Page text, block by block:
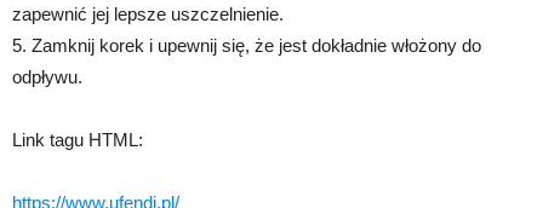
zapewnić jej lepsze uszczelnienie.
5. Zamknij korek i upewnij się, że jest dokładnie włożony do
odpływu.
Link tagu HTML:
https://www.ufendi.pl/